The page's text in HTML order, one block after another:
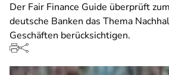
Der Fair Finance Guide überprüft
deutsche Banken das Thema
Geschäften berücksichtigen.